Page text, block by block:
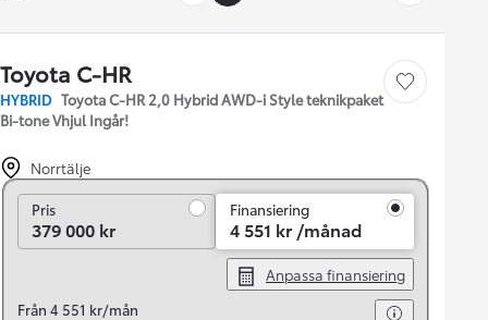
Toyota C-HR
HYBRID Toyota C-HR 2,0 Hybrid AWD-i Style teknikpaket
Bi-tone Vhjul Ingår!
Save car
Norrtälje
PrisPris
379 000 kr
Finansiering
4 551 kr /månad
Anpassa finansiering
Från 4 551 kr/mån